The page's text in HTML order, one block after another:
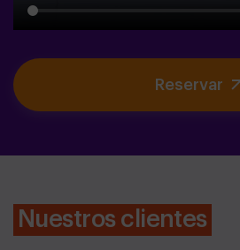
Reservar
Nuestros clientes